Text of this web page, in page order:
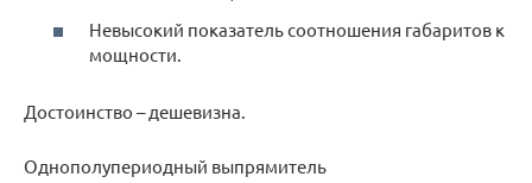
Невысокий показатель соотношения габаритов к
мощности.
Достоинство – дешевизна.
Однополупериодный выпрямитель